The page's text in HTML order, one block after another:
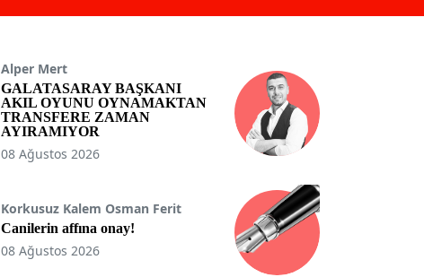
Alper Mert
GALATASARAY BAŞKANI
AKIL OYUNU OYNAMAKTAN
TRANSFERE ZAMAN
AYIRAMIYOR
08 Ağustos 2026
Korkusuz Kalem Osman Ferit
Canilerin affına onay!
08 Ağustos 2026